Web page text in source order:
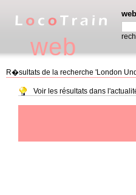
web
web
R�sultats de la recherche 'London
Voir les résultats dans